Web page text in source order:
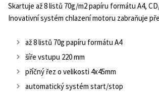
Skartuje až 8 listů 70g/m2 papíru formátu A4,
Inovativní systém chlazení motoru zabraňuje
až 8 listů 70g papíru formátu A4
šíře vstupu 220 mm
příčný řez o velikosti 4x45mm
automatický systém start/stop